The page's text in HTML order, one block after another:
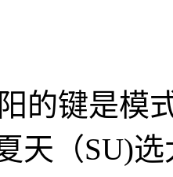
的键是模
天（SU)